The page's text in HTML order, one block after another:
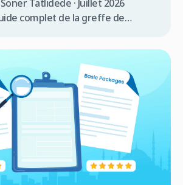
Tatlıdede · Juillet 2026
complet de la greffe de
la comparaison des coûts (3
en Turquie contre 12 000 $à 20
les exigences de visa (90